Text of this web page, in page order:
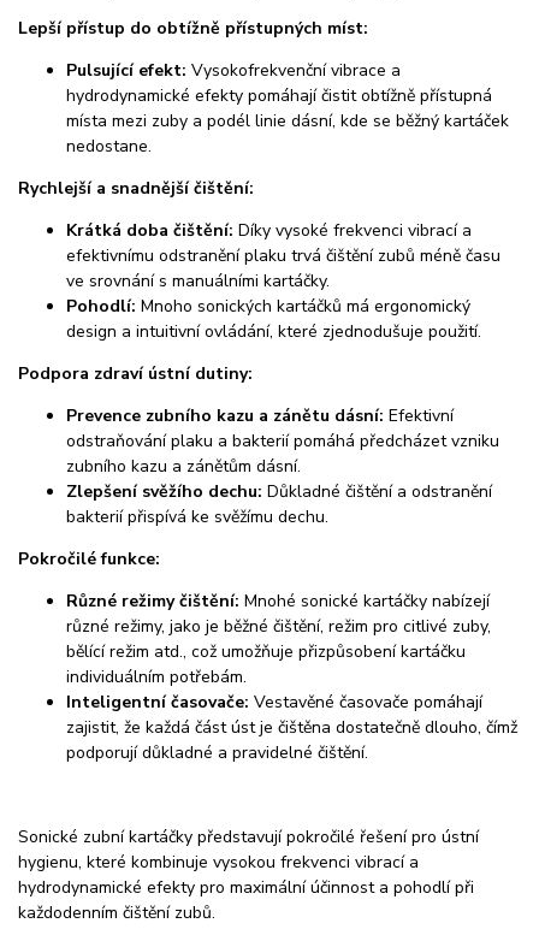
Lepší přístup do obtížně přístupných míst:
Pulsující efekt: Vysokofrekvenční vibrace a
hydrodynamické efekty pomáhají čistit obtížně přístupná
místa mezi zuby a podél linie dásní, kde se běžný kartáček
nedostane.
Rychlejší a snadnější čištění:
Krátká doba čištění: Díky vysoké frekvenci vibrací a
efektivnímu odstranění plaku trvá čištění zubů méně času
ve srovnání s manuálními kartáčky.
Pohodlí: Mnoho sonických kartáčků má ergonomický
design a intuitivní ovládání, které zjednodušuje použití.
Podpora zdraví ústní dutiny:
Prevence zubního kazu a zánětu dásní: Efektivní
odstraňování plaku a bakterií pomáhá předcházet vzniku
zubního kazu a zánětům dásní.
Zlepšení svěžího dechu: Důkladné čištění a odstranění
bakterií přispívá ke svěžímu dechu.
Pokročilé funkce:
Různé režimy čištění: Mnohé sonické kartáčky nabízejí
různé režimy, jako je běžné čištění, režim pro citlivé zuby,
bělící režim atd., což umožňuje přizpůsobení kartáčku
individuálním potřebám.
Inteligentní časovače: Vestavěné časovače pomáhají
zajistit, že každá část úst je čištěna dostatečně dlouho, čímž
podporují důkladné a pravidelné čištění.
Sonické zubní kartáčky představují pokročilé řešení pro ústní
hygienu, které kombinuje vysokou frekvenci vibrací a
hydrodynamické efekty pro maximální účinnost a pohodlí při
každodenním čištění zubů.